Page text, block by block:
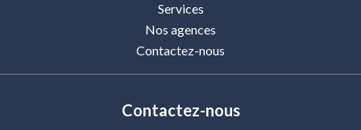
Services
Nos agences
Contactez-nous
Contactez-nous